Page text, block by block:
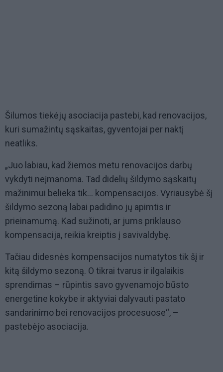
Šilumos tiekėjų asociacija pastebi, kad renovacijos,
kuri sumažintų sąskaitas, gyventojai per naktį
neatliks.
„Juo labiau, kad žiemos metu renovacijos darbų
vykdyti neįmanoma. Tad didelių šildymo sąskaitų
mažinimui belieka tik... kompensacijos. Vyriausybė šį
šildymo sezoną labai padidino jų apimtis ir
prieinamumą. Kad sužinoti, ar jums priklauso
kompensacija, reikia kreiptis į savivaldybę.
Tačiau didesnės kompensacijos numatytos tik šį ir
kitą šildymo sezoną. O tikrai tvarus ir ilgalaikis
sprendimas – rūpintis savo gyvenamojo būsto
energetine kokybe ir aktyviai dalyvauti pastato
sandarinimo bei renovacijos procesuose“, –
pastebėjo asociacija.